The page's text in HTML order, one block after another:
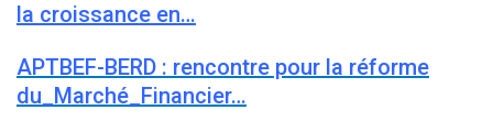
la croissance en…
APTBEF-BERD : rencontre pour la réforme
du_Marché_Financier…